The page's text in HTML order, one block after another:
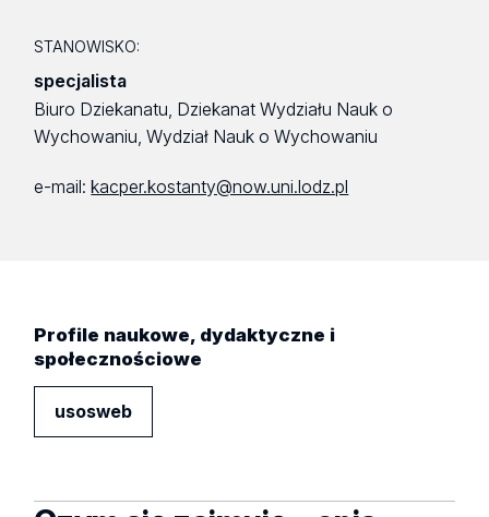
STANOWISKO:
specjalista
Biuro Dziekanatu, Dziekanat Wydziału Nauk o
Wychowaniu, Wydział Nauk o Wychowaniu
e-mail: kacper.kostanty@now.uni.lodz.pl
Profile naukowe, dydaktyczne i
społecznościowe
usosweb